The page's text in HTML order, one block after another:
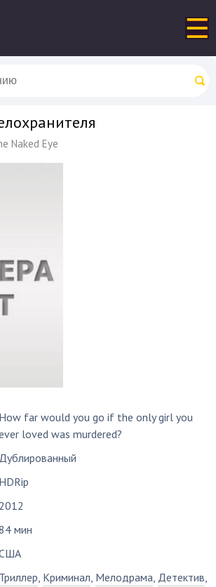
Naked Eye
How far would you go if the only girl you
loved was murdered?
Дублированный
HDRip
2012
мин
Триллер, Криминал, Мелодрама, Детектив,